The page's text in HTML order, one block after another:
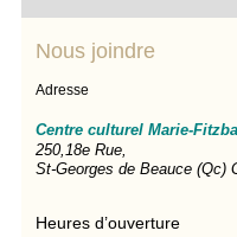
Nous joindre
Adresse
Centre culturel Marie-
250,18e Rue,
St-Georges de Beauce (Qc)
Heures d’ouverture